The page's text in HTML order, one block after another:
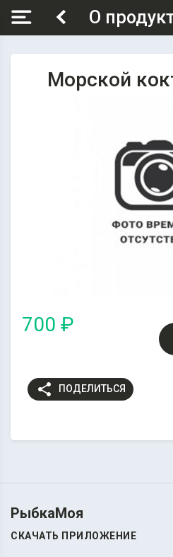
О
Морской
700 ₽
share ПОДЕЛИТЬСЯ
РыбкаМоя
СКАЧАТЬ ПРИЛОЖЕНИЕ